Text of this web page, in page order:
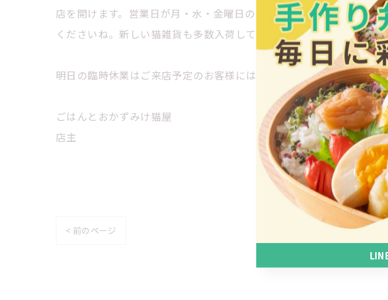
店を開けます。営業日が月・水・金曜日のみでなかなかご来店いた
くださいね。新しい猫雑貨も多数入荷していますので、見に来てく
明日の臨時休業はご来店予定のお客様には大変ご迷惑をお掛けします
ごはんとおかずみけ猫屋
店主
< 前のページ